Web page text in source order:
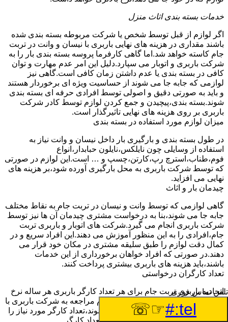
خدمات بسته بندی اثاث منزل
اگر لوازم از قبل توسط شخص یا شرکت مربوطه بسته بندی شده
باشند مقداری در هزینه های نهایی باربری با نیسان و وانت در تربت
جام کاسته خواهد شد.اما گاهی کارفرما پروسه بسته بندی بار را به
شرکت باربری و اتوبار می سپارد.دلیل این امر عدم مهارت و توان
کافی در بسته بندی یا عدم داشتن زمان کافی است.گاهی نیز
لوازمی که جابه جا می شوند از حساسیت ویژه ای برخوردار هستند
و باید به صورتی دقیق و اصولی توسط افرادی حرفه ای بسته بندی
شوند.بسته بندی،پیچیدن و جمع کردن لوازم توسط کادر شرکت
باربری بر روی هزینه های نهایی تاثیرگذار است.
میزان لوازم مورد استفاده در بسته بندی
در طول بسته بندی و بارگیری بار داخل نیسان و وانت نیاز به
استفاده از وسایلی چون نایلکس،نایلون حبابدار،انواع
فوم،طناب،استرچ رپ،کارتن،چسپ و … است.این لوازم در صورتی
که توسط شرکت باربری به محل بارگیری آورده شود،بر هزینه های
نهایی می افزاید.
چیدمان بار و اثاث
گاهی لوازمی که توسط وانت و نیسان در تربت جام به نقاط مختلف
جابه جا می شوند،بنا به درخواست مشتری چیدمان آن ها نیز توسط
شرکت باربری انجام می گیرد.شرکت های اتوبار و باربری تربت
جام،افرادی را به این منظور آموزش می دهند.این افراد سریع و در
کمال دقت لوازم را طبق سلیقه مشتری در مکان خود قرار می
دهند.در صورتی که افراد خواهان برخورداری از این خدمات
باشند،باید هزینه های باربری بیشتری پرداخت کنند.
تعداد کارگران درخواستی
اتحادیه باربری تربت جام برای هر تعداد کارگر باربری هر ساله نرخ
ثابتی را اعلام خواهد کرد.مشتری هنگام مراجعه به شرکت باربری با
توجه به تعداد لوازمی که باید جابه جا شوند،تعداد کارگر مورد نیاز را
به شرکت اعلام خواهد کرد.با توجه به تعداد کارگر
تلفن تماس فوری
tel:#
☞☏